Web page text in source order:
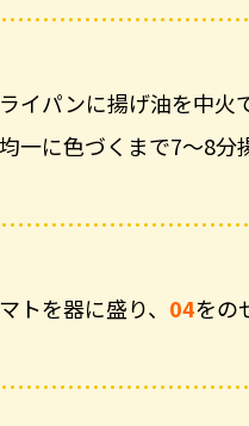
イパンに揚げ油を中火
一に色づくまで7～8分
トを器に盛り、 04をの